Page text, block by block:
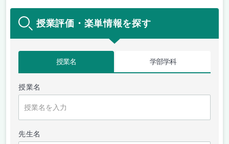
授業評価・楽単情報を探す
授業名 学部学科
授業名
先生名